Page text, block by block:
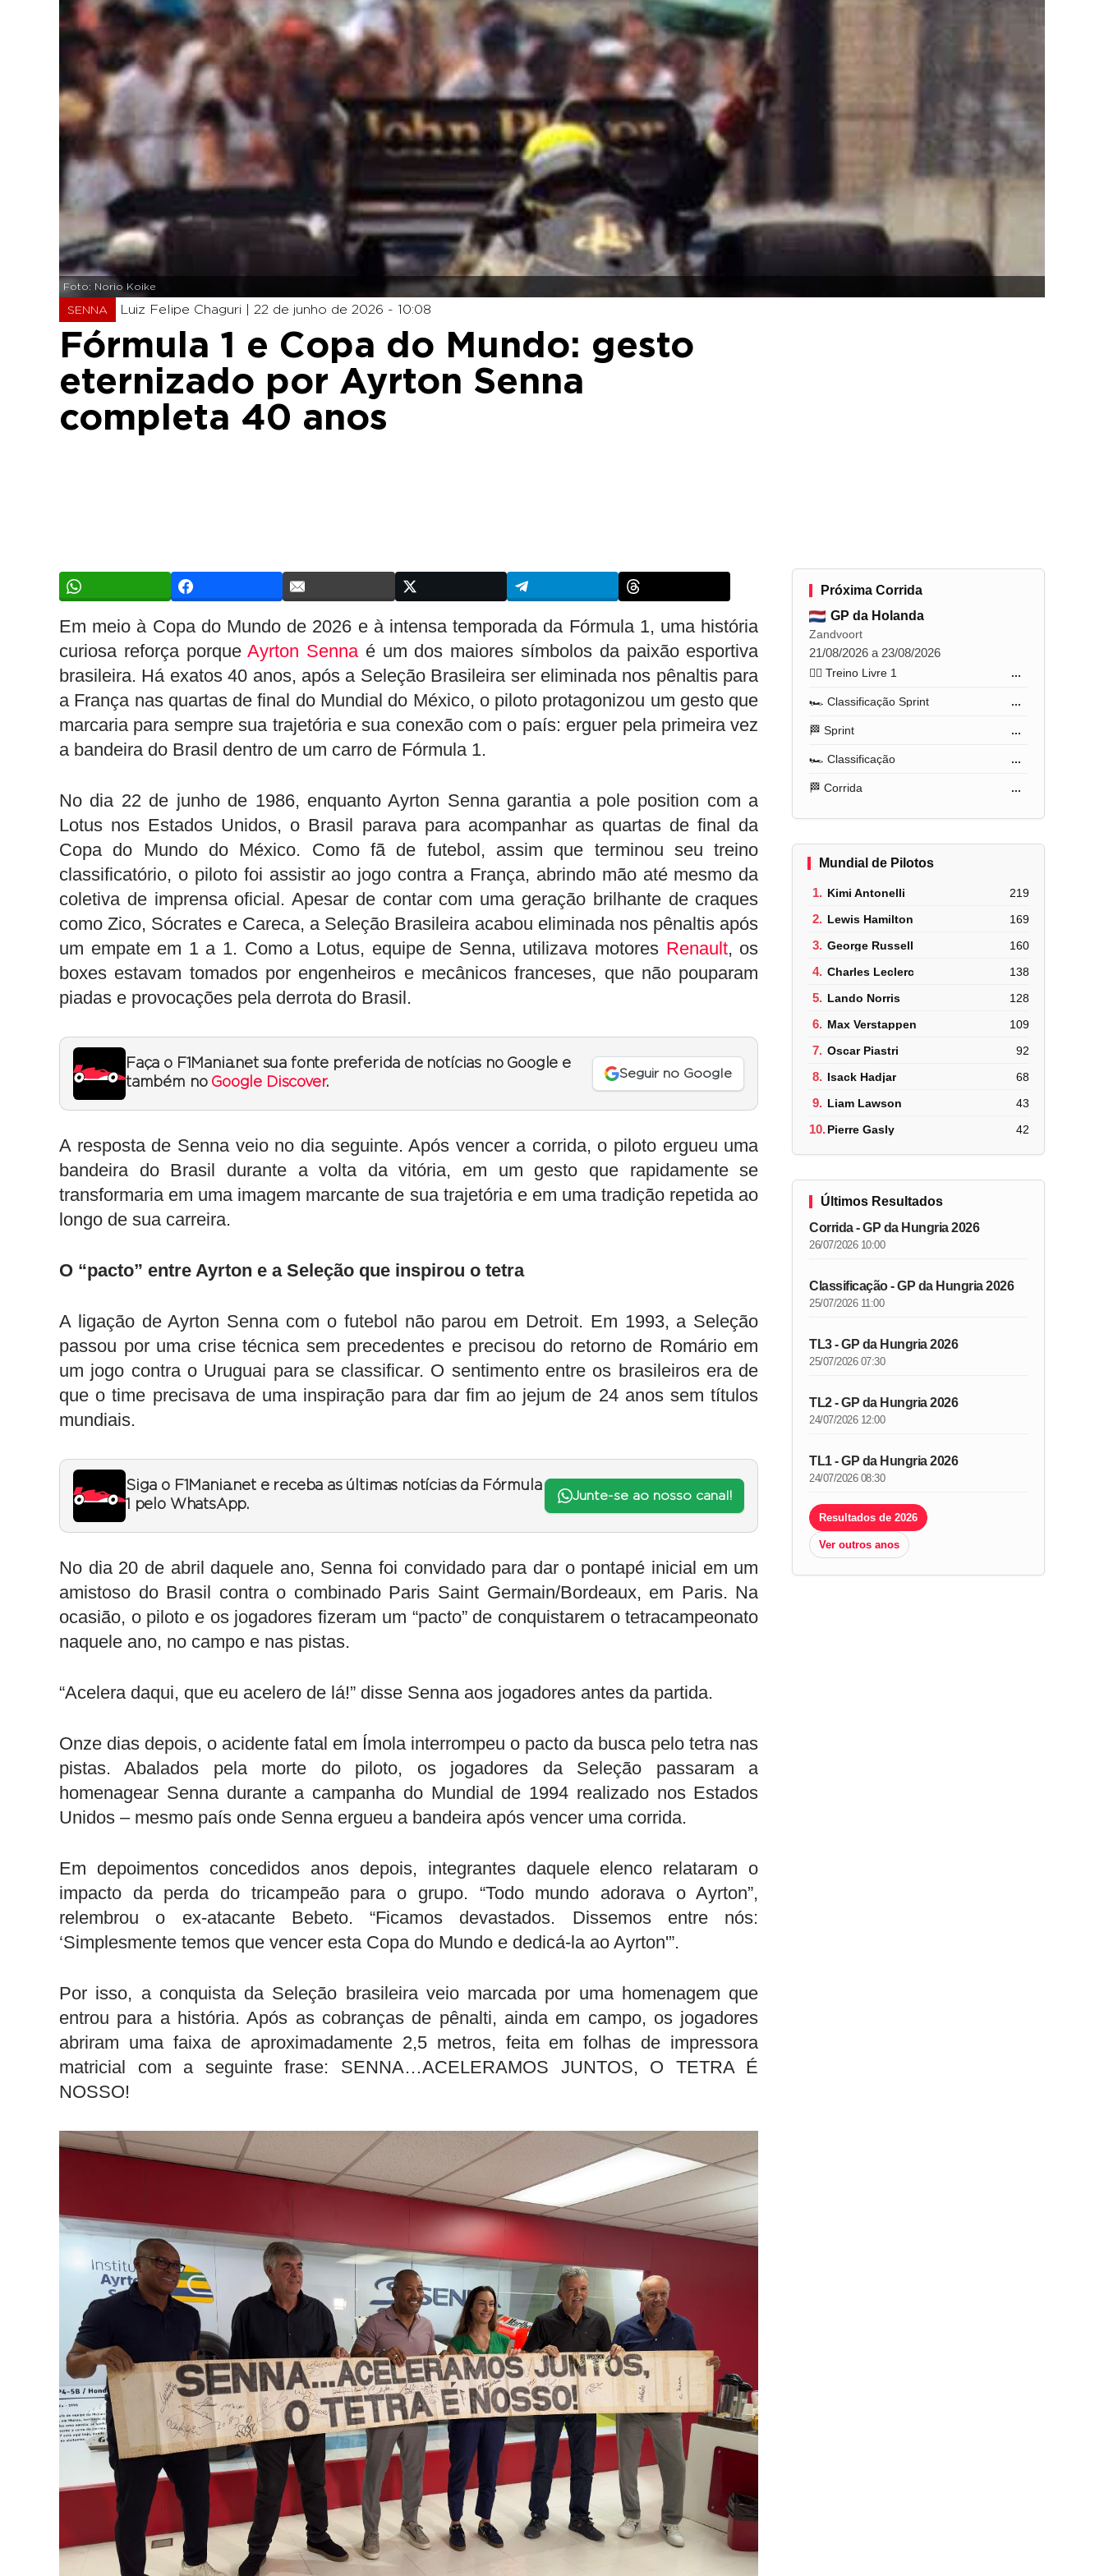
Foto: Norio Koike
SENNA Luiz Felipe Chaguri | 22 de junho de 2026 - 10:08
Fórmula 1 e Copa do Mundo: gesto
eternizado por Ayrton Senna
completa 40 anos
Em meio à Copa do Mundo de 2026 e à intensa temporada da Fórmula 1, uma história
curiosa reforça porqueAyrton Sennaé um dos maiores símbolos da paixão esportiva
brasileira. Há exatos 40 anos, após a Seleção Brasileira ser eliminada nos pênaltis para
a França nas quartas de final do Mundial do México, o piloto protagonizou um gesto que
marcaria para sempre sua trajetória e sua conexão com o país: erguer pela primeira vez
a bandeira do Brasil dentro de um carro de Fórmula 1.
No dia 22 de junho de 1986, enquanto Ayrton Senna garantia a pole position com a
Lotus nos Estados Unidos, o Brasil parava para acompanhar as quartas de final da
Copa do Mundo do México. Como fã de futebol, assim que terminou seu treino
classificatório, o piloto foi assistir ao jogo contra a França, abrindo mão até mesmo da
coletiva de imprensa oficial. Apesar de contar com uma geração brilhante de craques
como Zico, Sócrates e Careca, a Seleção Brasileira acabou eliminada nos pênaltis após
um empate em 1 a 1. Como a Lotus, equipe de Senna, utilizava motores Renault, os
boxes estavam tomados por engenheiros e mecânicos franceses, que não pouparam
piadas e provocações pela derrota do Brasil.
Faça o F1Mania.net sua fonte preferida de notícias no Google e
também no Google Discover.
Seguir no Google
A resposta de Senna veio no dia seguinte. Após vencer a corrida, o piloto ergueu uma
bandeira do Brasil durante a volta da vitória, em um gesto que rapidamente se
transformaria em uma imagem marcante de sua trajetória e em uma tradição repetida ao
longo de sua carreira.
O “pacto” entre Ayrton e a Seleção que inspirou o tetra
A ligação de Ayrton Senna com o futebol não parou em Detroit. Em 1993, a Seleção
passou por uma crise técnica sem precedentes e precisou do retorno de Romário em
um jogo contra o Uruguai para se classificar. O sentimento entre os brasileiros era de
que o time precisava de uma inspiração para dar fim ao jejum de 24 anos sem títulos
mundiais.
Siga o F1Mania.net e receba as últimas notícias da Fórmula
1 pelo WhatsApp.
Junte-se ao nosso canal!
No dia 20 de abril daquele ano, Senna foi convidado para dar o pontapé inicial em um
amistoso do Brasil contra o combinado Paris Saint Germain/Bordeaux, em Paris. Na
ocasião, o piloto e os jogadores fizeram um “pacto” de conquistarem o tetracampeonato
naquele ano, no campo e nas pistas.
“Acelera daqui, que eu acelero de lá!” disse Senna aos jogadores antes da partida.
Onze dias depois, o acidente fatal em Ímola interrompeu o pacto da busca pelo tetra nas
pistas. Abalados pela morte do piloto, os jogadores da Seleção passaram a
homenagear Senna durante a campanha do Mundial de 1994 realizado nos Estados
Unidos – mesmo país onde Senna ergueu a bandeira após vencer uma corrida.
Em depoimentos concedidos anos depois, integrantes daquele elenco relataram o
impacto da perda do tricampeão para o grupo. “Todo mundo adorava o Ayrton”,
relembrou o ex-atacante Bebeto. “Ficamos devastados. Dissemos entre nós:
‘Simplesmente temos que vencer esta Copa do Mundo e dedicá-la ao Ayrton'”.
Por isso, a conquista da Seleção brasileira veio marcada por uma homenagem que
entrou para a história. Após as cobranças de pênalti, ainda em campo, os jogadores
abriram uma faixa de aproximadamente 2,5 metros, feita em folhas de impressora
matricial com a seguinte frase: SENNA…ACELERAMOS JUNTOS, O TETRA É
NOSSO!
Próxima Corrida
GP da Holanda
Zandvoort
21/08/2026 a 23/08/2026
🏋️‍♂️ Treino Livre 1 ...
🏎️ Classificação Sprint ...
🏁 Sprint ...
🏎️ Classificação ...
🏁 Corrida ...
Mundial de Pilotos
1. Kimi Antonelli 219
2. Lewis Hamilton 169
3. George Russell 160
4. Charles Leclerc 138
5. Lando Norris 128
6. Max Verstappen 109
7. Oscar Piastri 92
8. Isack Hadjar 68
9. Liam Lawson 43
10.Pierre Gasly 42
Últimos Resultados
Corrida - GP da Hungria 2026
26/07/2026 10:00
Classificação - GP da Hungria 2026
25/07/2026 11:00
TL3 - GP da Hungria 2026
25/07/2026 07:30
TL2 - GP da Hungria 2026
24/07/2026 12:00
TL1 - GP da Hungria 2026
24/07/2026 08:30
Resultados de 2026
Ver outros anos